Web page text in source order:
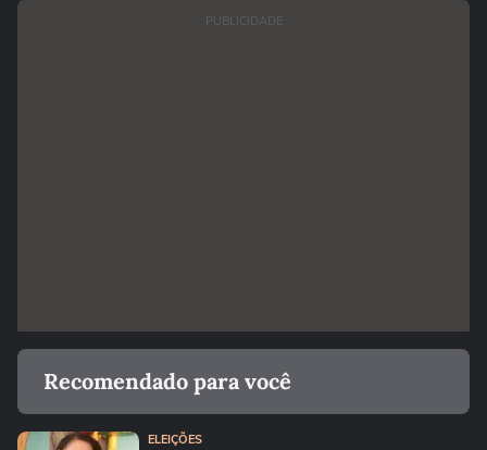
PUBLICIDADE
Recomendado para você
ELEIÇÕES